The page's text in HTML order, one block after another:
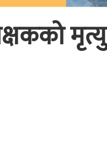
मृत्यु